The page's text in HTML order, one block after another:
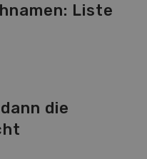
Liste
die